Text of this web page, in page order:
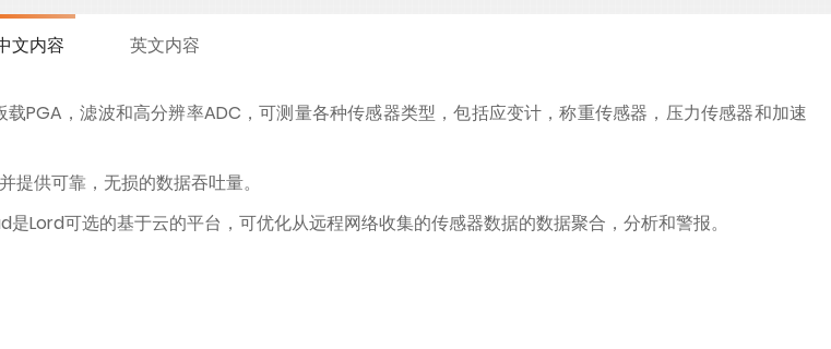
文内容 英文内容
PGA，滤波和高分辨率ADC，可测量各种传感器类型，包括应变计，称重传感器，压力传感器和加速
供可靠，无损的数据吞吐量。
可选的基于云的平台，可优化从远程网络收集的传感器数据的数据聚合，分析和警报。